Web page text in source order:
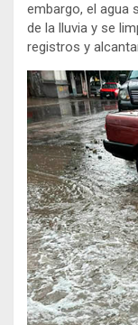
embargo, el agua
de la lluvia y se
registros y